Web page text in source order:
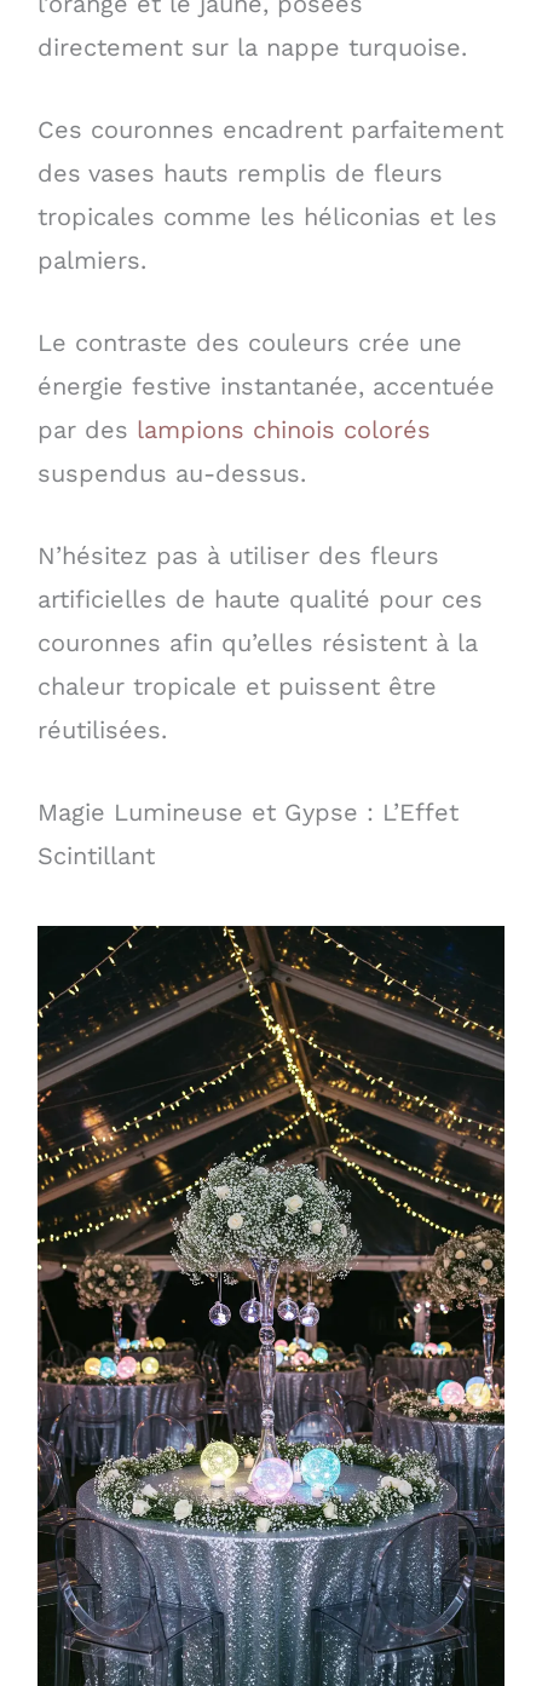
directement sur la nappe turquoise.
Ces couronnes encadrent parfaitement
des vases hauts remplis de fleurs
tropicales comme les héliconias et les
palmiers.
Le contraste des couleurs crée une
énergie festive instantanée, accentuée
par des lampions chinois colorés
suspendus au-dessus.
N’hésitez pas à utiliser des fleurs
artificielles de haute qualité pour ces
couronnes afin qu’elles résistent à la
chaleur tropicale et puissent être
réutilisées.
Magie Lumineuse et Gypse : L’Effet
Scintillant